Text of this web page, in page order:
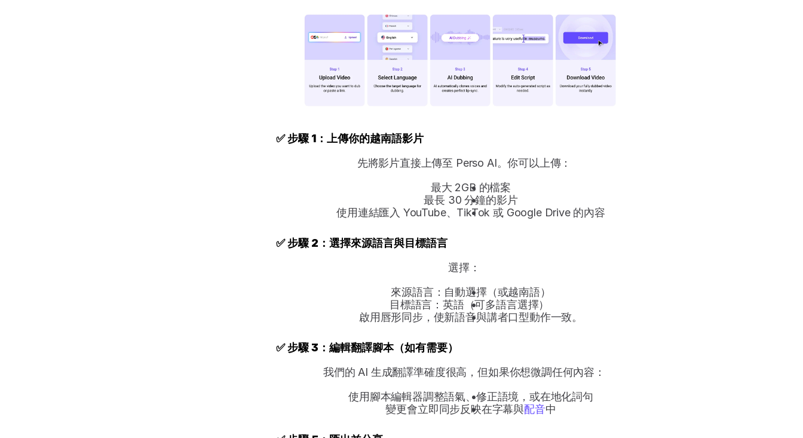
✅ 步驟 1：上傳你的越南語影片
先將影片直接上傳至 Perso AI。你可以上傳：
最大 2GB 的檔案
最長 30 分鐘的影片
使用連結匯入 YouTube、TikTok 或 Google Drive 的內容
✅ 步驟 2：選擇來源語言與目標語言
選擇：
來源語言：自動選擇（或越南語）
目標語言：英語（可多語言選擇）
啟用唇形同步，使新語音與講者口型動作一致。
✅ 步驟 3：編輯翻譯腳本（如有需要）
我們的 AI 生成翻譯準確度很高，但如果你想微調任何內容：
使用腳本編輯器調整語氣、修正語境，或在地化詞句
變更會立即同步反映在字幕與配音中